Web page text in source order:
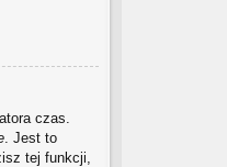
czas.
. Jest to
tej funkcji,